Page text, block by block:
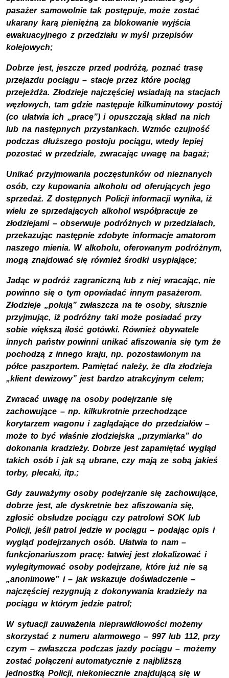
pasażer samowolnie tak postępuje, może zostać
ukarany karą pieniężną za blokowanie wyjścia
ewakuacyjnego z przedziału w myśl przepisów
kolejowych;
Dobrze jest, jeszcze przed podróżą, poznać trasę
przejazdu pociągu – stacje przez które pociąg
przejeżdża. Złodzieje najczęściej wsiadają na stacjach
węzłowych, tam gdzie następuje kilkuminutowy postój
(co ułatwia ich „pracę”) i opuszczają skład na nich
lub na następnych przystankach. Wzmóc czujność
podczas dłuższego postoju pociągu, wtedy lepiej
pozostać w przedziale, zwracając uwagę na bagaż;
Unikać przyjmowania poczęstunków od nieznanych
osób, czy kupowania alkoholu od oferujących jego
sprzedaż. Z dostępnych Policji informacji wynika, iż
wielu ze sprzedających alkohol współpracuje ze
złodziejami – obserwuje podróżnych w przedziałach,
przekazując następnie zdobyte informacje amatorom
naszego mienia. W alkoholu, oferowanym podróżnym,
mogą znajdować się również środki usypiające;
Jadąc w podróż zagraniczną lub z niej wracając, nie
powinno się o tym opowiadać innym pasażerom.
Złodzieje „polują” zwłaszcza na te osoby, słusznie
przyjmując, iż podróżny taki może posiadać przy
sobie większą ilość gotówki. Również obywatele
innych państw powinni unikać afiszowania się tym że
pochodzą z innego kraju, np. pozostawionym na
półce paszportem. Pamiętać należy, że dla złodzieja
„klient dewizowy” jest bardzo atrakcyjnym celem;
Zwracać uwagę na osoby podejrzanie się
zachowujące – np. kilkukrotnie przechodzące
korytarzem wagonu i zaglądające do przedziałów –
może to być właśnie złodziejska „przymiarka” do
dokonania kradzieży. Dobrze jest zapamiętać wygląd
takich osób i jak są ubrane, czy mają ze sobą jakieś
torby, plecaki, itp.;
Gdy zauważymy osoby podejrzanie się zachowujące,
dobrze jest, ale dyskretnie bez afiszowania się,
zgłosić obsłudze pociągu czy patrolowi SOK lub
Policji, jeśli patrol jedzie w pociągu – podając opis i
wygląd podejrzanych osób. Ułatwia to nam –
funkcjonariuszom pracę: łatwiej jest zlokalizować i
wylegitymować osoby podejrzane, które już nie są
„anonimowe” i – jak wskazuje doświadczenie –
najczęściej rezygnują z dokonywania kradzieży na
pociągu w którym jedzie patrol;
W sytuacji zauważenia nieprawidłowości możemy
skorzystać z numeru alarmowego – 997 lub 112, przy
czym – zwłaszcza podczas jazdy pociągu – możemy
zostać połączeni automatycznie z najbliższą
jednostką Policji, niekoniecznie znajdującą się w